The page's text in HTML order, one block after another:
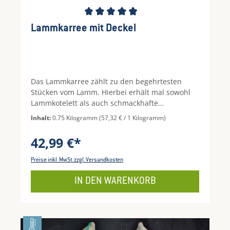
Durchschnittliche Bewertung von 4.88 von 5
Lammkarree mit Deckel
Das Lammkarree zählt zu den begehrtesten
Stücken vom Lamm. Hierbei erhält mal sowohl
Lammkotelett als auch schmackhafte
Bratenstücke. Es lässt sich im Ganzen mit einer
Kräuterkruste oder mit ein paar Kräutern wie
aromatisieren. Auch geschnittene Stielkoteletts
vom Grill oder in der Pfanne mit ein paar
vollständig überzeugen.Das Lammfleisch
Inhalt:0.75 Kilogramm(57,32 € / 1 Kilogramm)
42,99 €*
Preise inkl. MwSt. zzgl. Versandkosten
IN DEN WARENKORB